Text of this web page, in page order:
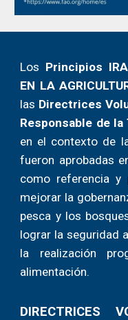
Los Principios IRA
EN LA AG
las Directrices
Responsable de
en el contexto de
fueron aprobadas
como referencia y
mejorar la
pesca y los
lograr la seguridad
la realización
alimentación.
DIRECTRICES